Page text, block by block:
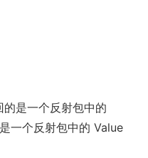
是一个反射包中的
一个反射包中的 Value